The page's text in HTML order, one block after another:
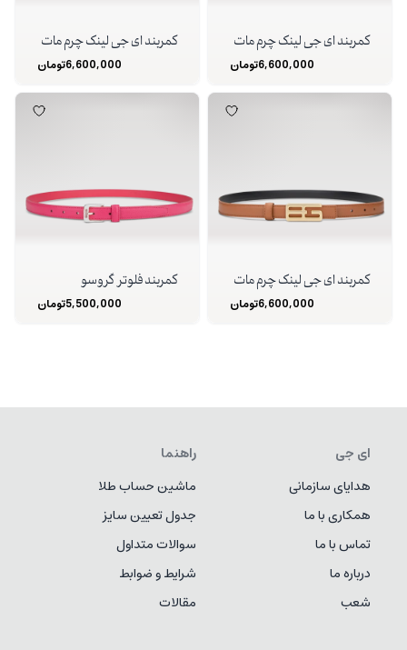
کمربند ای جی لینک چرم مات
6,600,000تومان
کمربند ای جی لینک چرم مات
6,600,000تومان
کمربند ای جی لینک چرم مات
6,600,000تومان
کمربند فلوتر گروسو
5,500,000تومان
ای جی
هدایای سازمانی
همکاری با ما
تماس با ما
درباره ما
شعب
راهنما
ماشین حساب طلا
جدول تعیین سایز
سوالات متداول
شرایط و ضوابط
مقالات